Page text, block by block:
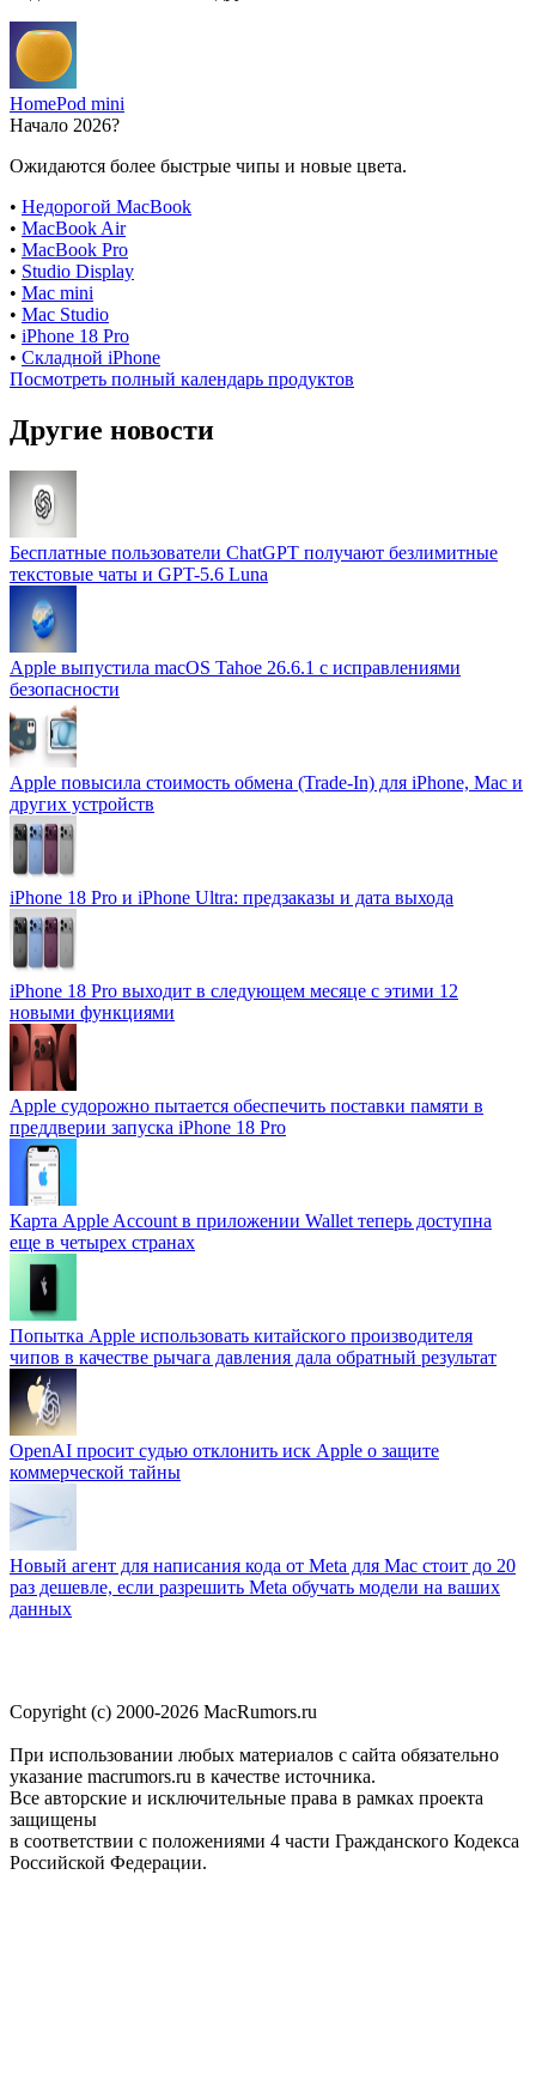
HomePod mini
Начало 2026?
Ожидаются более быстрые чипы и новые цвета.
• Недорогой MacBook
• MacBook Air
• MacBook Pro
• Studio Display
• Mac mini
• Mac Studio
• iPhone 18 Pro
• Складной iPhone
Посмотреть полный календарь продуктов
Другие новости
Бесплатные пользователи ChatGPT получают безлимитные
текстовые чаты и GPT-5.6 Luna
Apple выпустила macOS Tahoe 26.6.1 с исправлениями
безопасности
Apple повысила стоимость обмена (Trade-In) для iPhone, Mac и
других устройств
iPhone 18 Pro и iPhone Ultra: предзаказы и дата выхода
iPhone 18 Pro выходит в следующем месяце с этими 12
новыми функциями
Apple судорожно пытается обеспечить поставки памяти в
преддверии запуска iPhone 18 Pro
Карта Apple Account в приложении Wallet теперь доступна
еще в четырех странах
Попытка Apple использовать китайского производителя
чипов в качестве рычага давления дала обратный результат
OpenAI просит судью отклонить иск Apple о защите
коммерческой тайны
Новый агент для написания кода от Meta для Mac стоит до 20
раз дешевле, если разрешить Meta обучать модели на ваших
данных
Copyright (c) 2000-2026 MacRumors.ru
При использовании любых материалов с сайта обязательно
указание macrumors.ru в качестве источника.
Все авторские и исключительные права в рамках проекта
защищены
в соответствии с положениями 4 части Гражданского Кодекса
Российской Федерации.